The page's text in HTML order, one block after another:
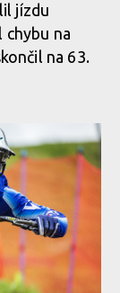
pohár
pohár
jízdu
chybu na
na 63.